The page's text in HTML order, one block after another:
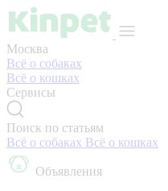
Москва
Всё о собаках
Всё о кошках
Сервисы
Поиск по статьям
Всё о собаках Всё о кошках
Объявления